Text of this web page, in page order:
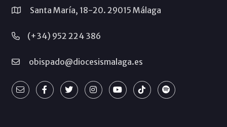
Santa María, 18-20. 29015 Málaga
(+34) 952 224 386
obispado@diocesismalaga.es